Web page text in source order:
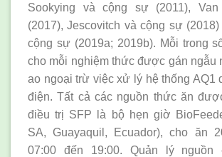
Sookying và cộng sự (2011),
(2017), Jescovitch và cộng sự
cộng sự (2019a; 2019b). Mỗi trong
cho mỗi nghiệm thức được gán ngẫu
ao ngoại trừ việc xử lý hệ thống AQ1
điện. Tất cả các nguồn thức ăn
điều trị SFP là bộ hẹn giờ
SA, Guayaquil, Ecuador), cho ăn
07:00 đến 19:00. Quản lý nguồn